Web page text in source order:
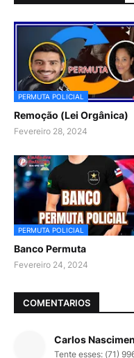
PERMUTA POLICIAL
Remoção (Lei Orgânica)
Fevereiro 28, 2024
PERMUTA POLICIAL
Banco Permuta
Fevereiro 24, 2024
COMENTARIOS
Carlos
Tente esses: (71)